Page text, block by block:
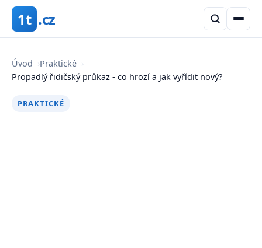
1t .cz
Úvod ›Praktické ›
Propadlý řidičský průkaz - co hrozí a jak vyřídit nový?
PRAKTICKÉ